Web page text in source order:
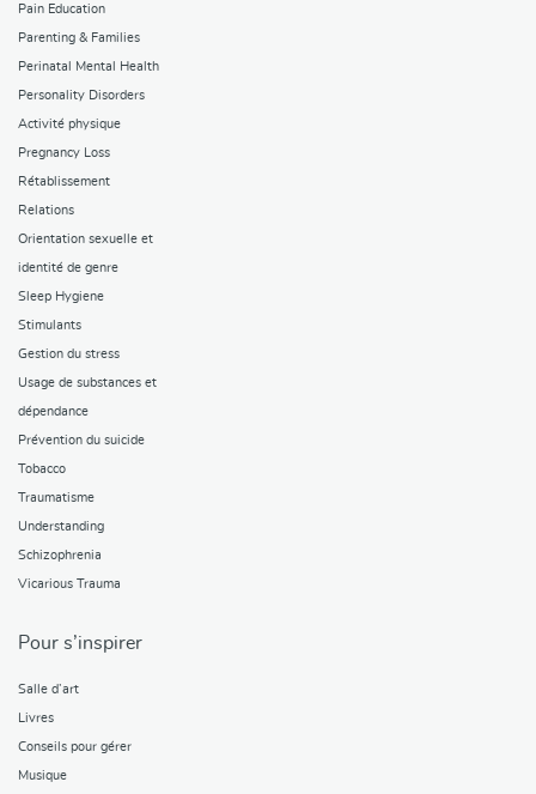
Pain Education
Parenting & Families
Perinatal Mental Health
Personality Disorders
Activité physique
Pregnancy Loss
Rétablissement
Relations
Orientation sexuelle et
identité de genre
Sleep Hygiene
Stimulants
Gestion du stress
Usage de substances et
dépendance
Prévention du suicide
Tobacco
Traumatisme
Understanding
Schizophrenia
Vicarious Trauma
Pour s’inspirer
Salle d’art
Livres
Conseils pour gérer
Musique